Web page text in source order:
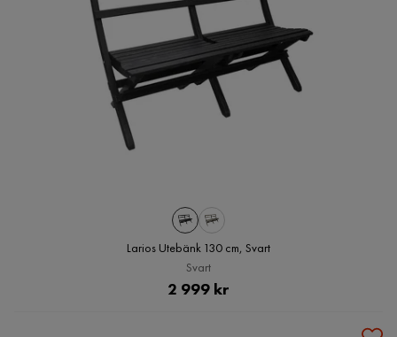
Larios Utebänk 130 cm, Svart
Svart
Pris
2 999 kr